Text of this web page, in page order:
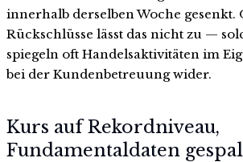
innerhalb derselben Woche gesenkt.
Rückschlüsse lässt das nicht zu —
spiegeln oft Handelsaktivitäten im
bei der Kundenbetreuung wider.
Kurs auf Rekordniveau,
Fundamentaldaten